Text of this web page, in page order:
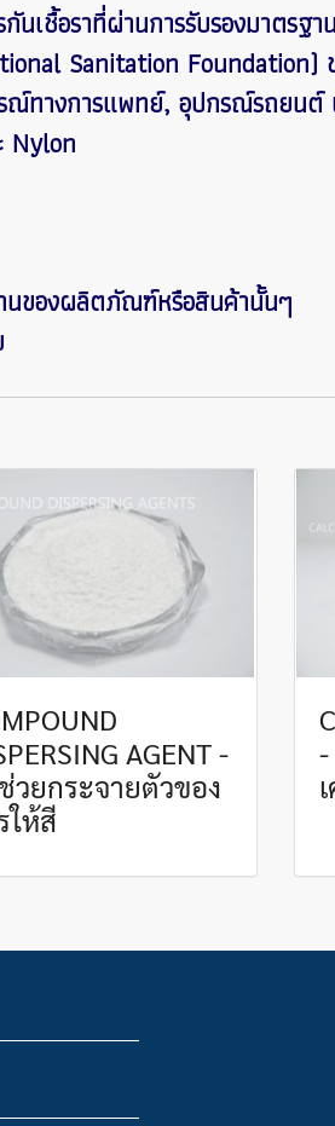
อราที่ผ่านการรับรองมาตรฐา
Sanitation Foundation)
ทางการแพทย์, อุปกรณ์รถยนต์
Nylon
านของผลิตภัณฑ์หรือสินค้านั้นๆ
ย
AGENT -
วยกระจายตัวของ
ให้สี